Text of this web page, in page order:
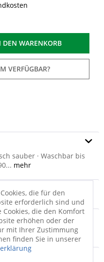
DEN WARENKORB
VERFÜGBAR?
sauber · Waschbar bis
mehr
die für den
erforderlich sind und
die den Komfort
erhöhen oder der
mit Ihrer Zustimmung
finden Sie in unserer